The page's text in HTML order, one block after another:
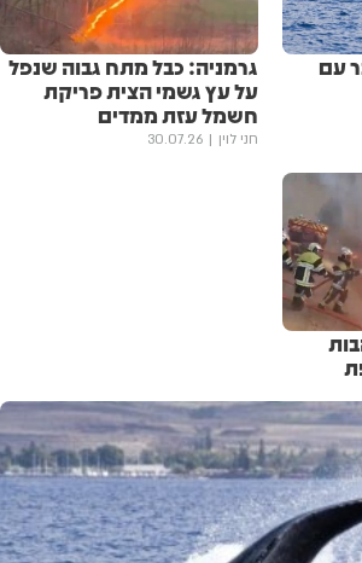
עם
גרמניה: כבל מתח גבוה שנפל
על עץ גשמי הצית פריקת
חשמל עזת ממדים
חני לוין 30.07.26